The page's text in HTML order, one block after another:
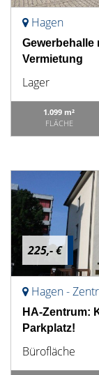
Hagen
Gewerbehalle
Vermietung
Lager
1.099 m²
FLÄCHE
225,- €
Hagen -
HA-Zentrum:
Parkplatz!
Bürofläche